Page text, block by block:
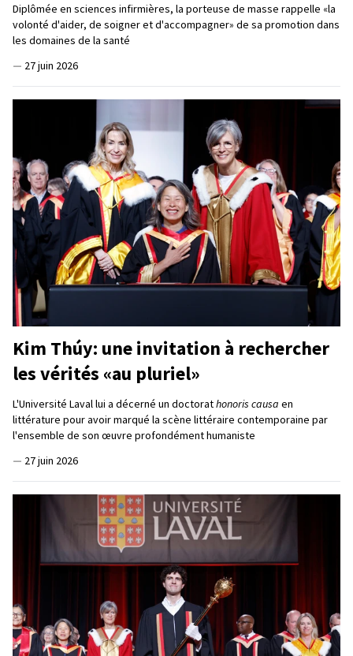
Diplômée en sciences infirmières, la porteuse de masse rappelle «la
volonté d'aider, de soigner et d'accompagner» de sa promotion dans
les domaines de la santé
— 27 juin 2026
Kim Thúy: une invitation à rechercher
les vérités «au pluriel»
L'Université Laval lui a décerné un doctorathonoris causa en
littérature pour avoir marqué la scène littéraire contemporaine par
l'ensemble de son œuvre profondément humaniste
— 27 juin 2026